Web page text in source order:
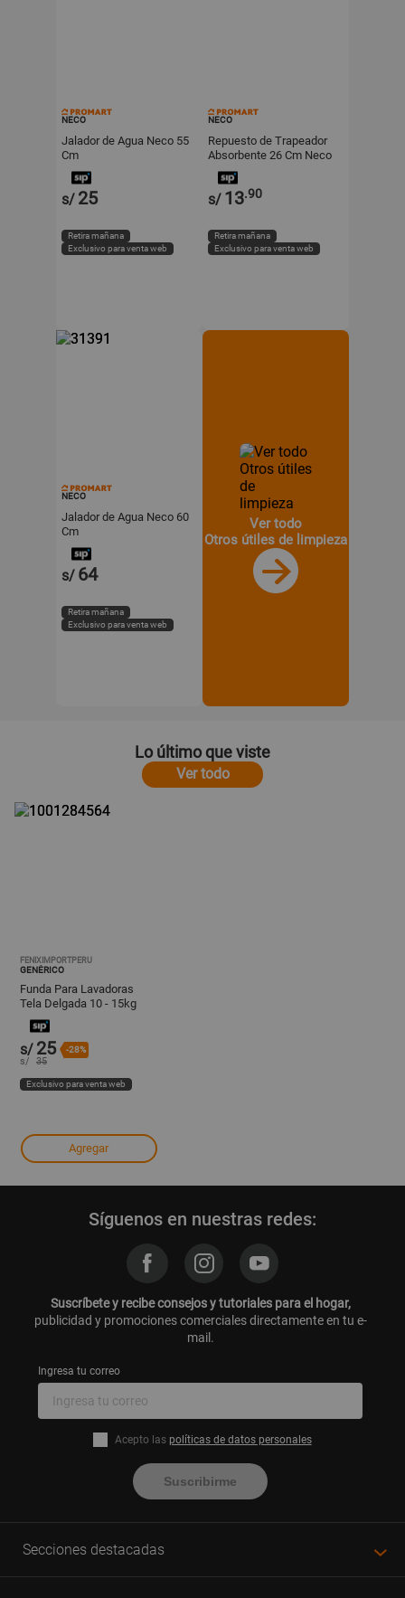
NECO
Jalador de Agua Neco 55
Cm
s/ 25
Retira mañana
Exclusivo para venta web
NECO
Repuesto de Trapeador
Absorbente 26 Cm Neco
s/ 13.90
Retira mañana
Exclusivo para venta web
NECO
Jalador de Agua Neco 60
Cm
s/ 64
Retira mañana
Exclusivo para venta web
Ver todo
Otros útiles de limpieza
Lo último que viste
Ver todo
FENIXIMPORTPERU
GENÉRICO
Funda Para Lavadoras
Tela Delgada 10 - 15kg
Azul Marino
s/ 25 -28%
s/ 35
Exclusivo para venta web
Agregar
Síguenos en nuestras redes:
Suscríbete y recibe consejos y tutoriales para el hogar,
publicidad y promociones comerciales directamente en tu e-
mail.
Ingresa tu correo
Acepto las políticas de datos personales
Suscribirme
Secciones destacadas